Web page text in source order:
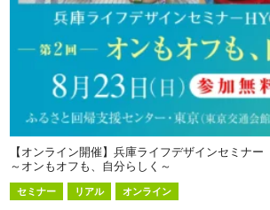
【オンライン開催】兵庫ライフデザインセミナー
～オンもオフも、自分らしく～
セミナー リアル オンライン